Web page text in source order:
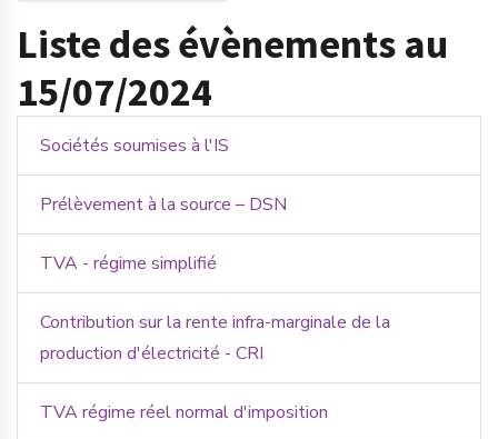
Liste des évènements au
15/07/2024
Sociétés soumises à l'IS
Prélèvement à la source – DSN
TVA - régime simplifié
Contribution sur la rente infra-marginale de la
production d'électricité - CRI
TVA régime réel normal d'imposition